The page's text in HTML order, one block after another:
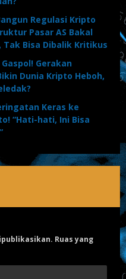
Regulasi Kripto
Pasar AS Bakal
Tak Bisa Dibalik Kritikus
Gerakan
Dunia Kripto Heboh,
Keras ke
“Hati-hati, Ini Bisa
Ruas yang